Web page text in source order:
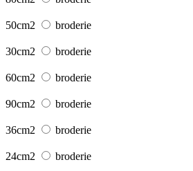
50cm2 broderie
30cm2 broderie
60cm2 broderie
90cm2 broderie
36cm2 broderie
24cm2 broderie